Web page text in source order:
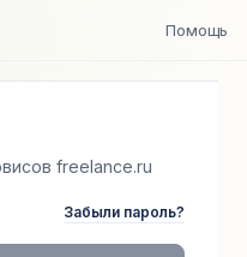
Помощь
freelance.ru
Забыли пароль?